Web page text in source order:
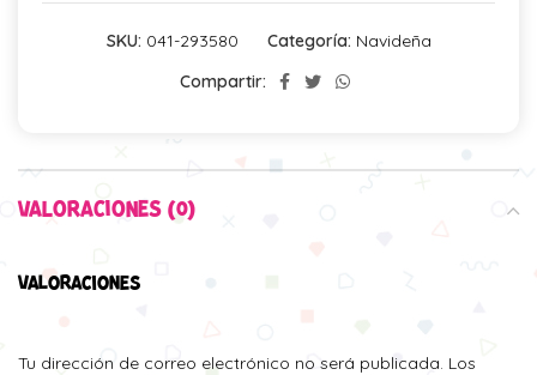
SKU: 041-293580 Categoría: Navideña
Compartir:
VALORACIONES (0)
VALORACIONES
Tu dirección de correo electrónico no será publicada. Los